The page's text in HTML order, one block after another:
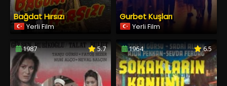
Bağdat Hırsızı
Yerli Film
Gurbet Kuşları
Yerli Film
1987 5.7 1964 6.5